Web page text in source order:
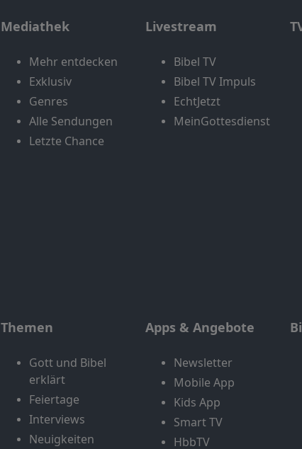
Mediathek
Mehr entdecken
Exklusiv
Genres
Alle Sendungen
Letzte Chance
Livestream
Bibel TV
Bibel TV Impuls
EchtJetzt
MeinGottesdienst
Themen
Gott und Bibel
erklärt
Feiertage
Interviews
Neuigkeiten
Apps & Angebote
Newsletter
Mobile App
Kids App
Smart TV
HbbTV